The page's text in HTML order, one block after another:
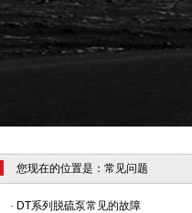
您现在的位置是：常见问题
· DT系列脱硫泵常见的故障